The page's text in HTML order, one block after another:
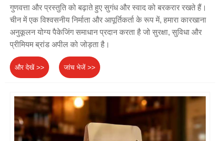
गुणवत्ता और प्रस्तुति को बढ़ाते हुए सुगंध और स्वाद को बरकरार रखते हैं।
चीन में एक विश्वसनीय निर्माता और आपूर्तिकर्ता के रूप में, हमारा कारखाना
अनुकूलन योग्य पैकेजिंग समाधान प्रदान करता है जो सुरक्षा, सुविधा और
प्रीमियम ब्रांड अपील को जोड़ता है।
और देखें >> जांच भेजें >>